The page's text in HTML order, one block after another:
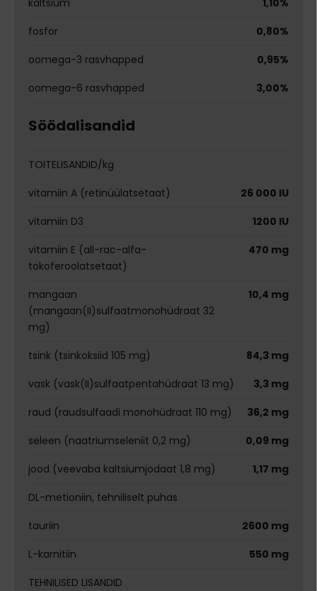
kaltsium
1,10%
fosfor
0,80%
oomega-3 rasvhapped
0,95%
oomega-6 rasvhapped
3,00%
Söödalisandid
TOITELISANDID/kg
vitamiin A (retinüülatsetaat)
26 000 IU
vitamiin D3
1200 IU
vitamiin E (all-rac-alfa-
tokoferoolatsetaat)
470 mg
mangaan
(mangaan(II)sulfaatmonohüdraat 32
mg)
10,4 mg
tsink (tsinkoksiid 105 mg)
84,3 mg
vask (vask(II)sulfaatpentahüdraat 13 mg)
3,3 mg
raud (raudsulfaadi monohüdraat 110 mg)
36,2 mg
seleen (naatriumseleniit 0,2 mg)
0,09 mg
jood (veevaba kaltsiumjodaat 1,8 mg)
1,17 mg
DL-metioniin, tehniliselt puhas
tauriin
2600 mg
L-karnitiin
550 mg
TEHNILISED LISANDID